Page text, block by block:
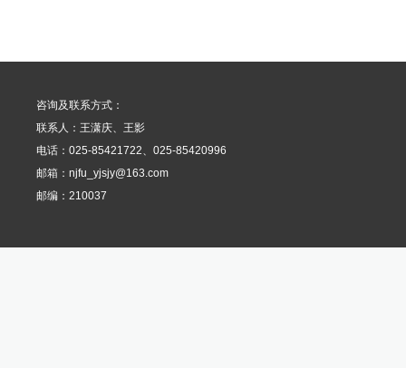
咨询及联系方式：
联系人：王潇庆、王影
电话：025-85421722、025-85420996
邮箱：njfu_yjsjy@163.com
邮编：210037